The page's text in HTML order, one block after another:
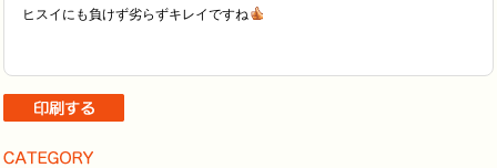
ヒスイにも負けず劣らずキレイですね